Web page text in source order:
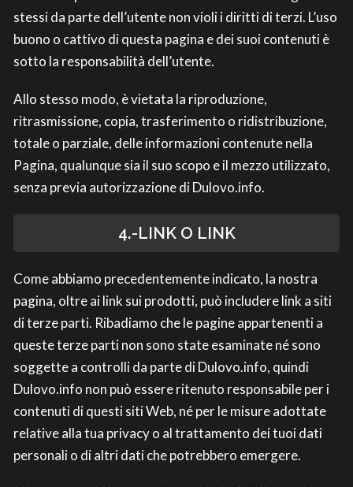
stessi da parte dell’utente non violi i diritti di terzi. L’uso
buono o cattivo di questa pagina e dei suoi contenuti è
sotto la responsabilità dell’utente.
Allo stesso modo, è vietata la riproduzione,
ritrasmissione, copia, trasferimento o ridistribuzione,
totale o parziale, delle informazioni contenute nella
Pagina, qualunque sia il suo scopo e il mezzo utilizzato,
senza previa autorizzazione di Dulovo.info.
4.-LINK O LINK
Come abbiamo precedentemente indicato, la nostra
pagina, oltre ai link sui prodotti, può includere link a siti
di terze parti. Ribadiamo che le pagine appartenenti a
queste terze parti non sono state esaminate né sono
soggette a controlli da parte di Dulovo.info, quindi
Dulovo.info non può essere ritenuto responsabile per i
contenuti di questi siti Web, né per le misure adottate
relative alla tua privacy o al trattamento dei tuoi dati
personali o di altri dati che potrebbero emergere.